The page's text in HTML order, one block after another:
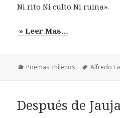
Ni rito Ni culto Ni ruina».
» Leer Mas…
Categorías
Poemas chilenos Etiquetas
Alfredo
Después de